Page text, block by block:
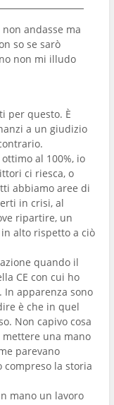
andasse ma
so se sarò
non mi illudo
per questo. È
a un giudizio
al 100%, io
ci riesca, o
abbiamo aree di
in crisi, al
ripartire, un
alto rispetto a ciò
quando il
CE con cui ho
In apparenza sono
è che in quel
Non capivo cosa
una mano
parevano
compreso la storia
mano un lavoro